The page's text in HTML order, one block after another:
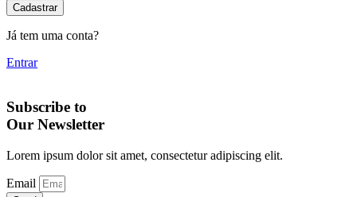
Cadastrar
Já tem uma conta?
Entrar
Subscribe to
Our Newsletter
Lorem ipsum dolor sit amet, consectetur adipiscing elit.
Email